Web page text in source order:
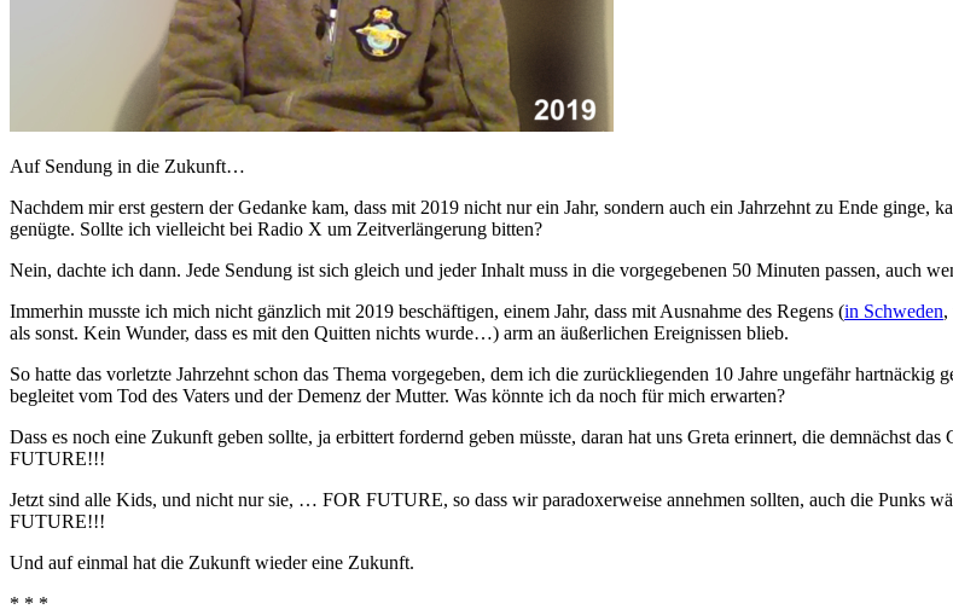
Auf Sendung in die Zukunft…
Nachdem mir erst gestern der Gedanke kam, dass mit 2019 nicht nur ein Jahr, sondern auch ein Jahrzehnt zu Ende ginge,
genügte. Sollte ich vielleicht bei Radio X um Zeitverlängerung bitten?
Nein, dachte ich dann. Jede Sendung ist sich gleich und jeder Inhalt muss in die vorgegebenen 50 Minuten passen, auch
Immerhin musste ich mich nicht gänzlich mit 2019 beschäftigen, einem Jahr, dass mit Ausnahme des Regens (in Schweden,
als sonst. Kein Wunder, dass es mit den Quitten nichts wurde…) arm an äußerlichen Ereignissen blieb.
So hatte das vorletzte Jahrzehnt schon das Thema vorgegeben, dem ich die zurückliegenden 10 Jahre ungefähr hartnäckig
begleitet vom Tod des Vaters und der Demenz der Mutter. Was könnte ich da noch für mich erwarten?
Dass es noch eine Zukunft geben sollte, ja erbittert fordernd geben müsste, daran hat uns Greta erinnert, die demnächst
FUTURE!!!
Jetzt sind alle Kids, und nicht nur sie, … FOR FUTURE, so dass wir paradoxerweise annehmen sollten, auch die Punks
FUTURE!!!
Und auf einmal hat die Zukunft wieder eine Zukunft.
* * *